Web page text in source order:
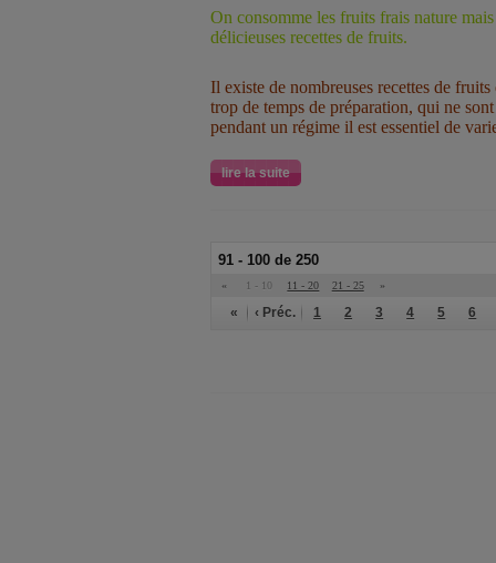
On consomme les fruits frais nature
délicieuses recettes de fruits.
Il existe de nombreuses recettes de
trop de temps de préparation, qui ne
pendant un régime il est essentiel de
lire la suite
91 - 100 de 250
« 1 - 10 11 - 20 21 - 25 »
« ‹ Préc. 1 2 3 4 5 6